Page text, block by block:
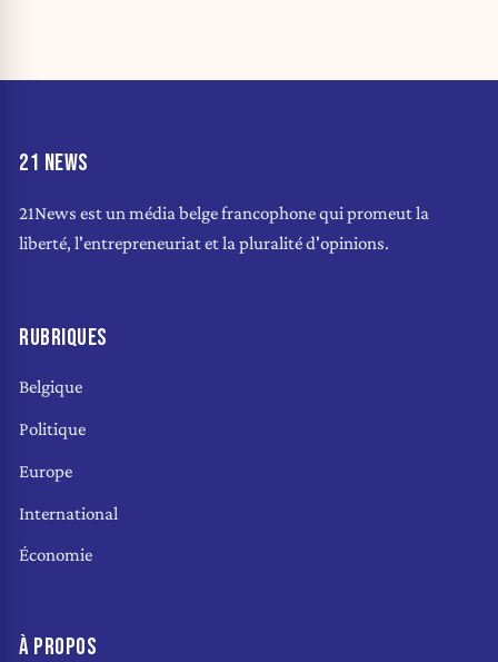
21 NEWS
21News est un média belge francophone qui promeut la
liberté, l'entrepreneuriat et la pluralité d'opinions.
RUBRIQUES
Belgique
Politique
Europe
International
Économie
À PROPOS